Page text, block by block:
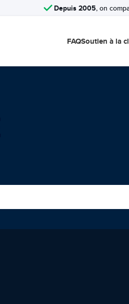
Depuis 2005, on
FAQSoutien à la